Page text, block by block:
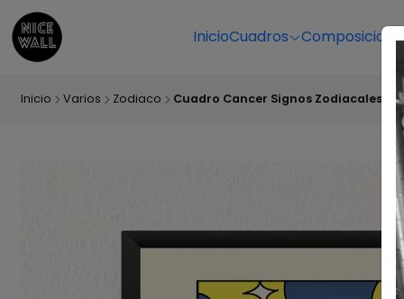
InicioCuadros
Inicio Varios Zodiaco Cuadro Cancer Signos Zodiacales